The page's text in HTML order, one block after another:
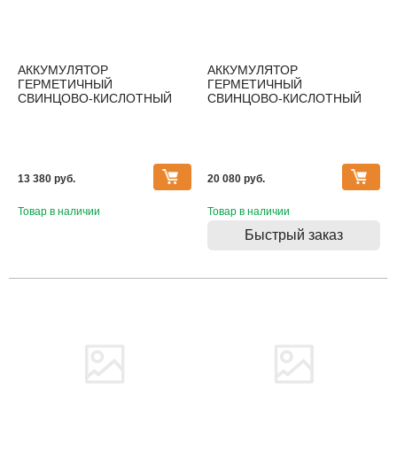
АККУМУЛЯТОР
ГЕРМЕТИЧНЫЙ
СВИНЦОВО-КИСЛОТНЫЙ
13 380 pуб.
Товар в наличии
АККУМУЛЯТОР
ГЕРМЕТИЧНЫЙ
СВИНЦОВО-КИСЛОТНЫЙ
20 080 pуб.
Товар в наличии
Быстрый заказ